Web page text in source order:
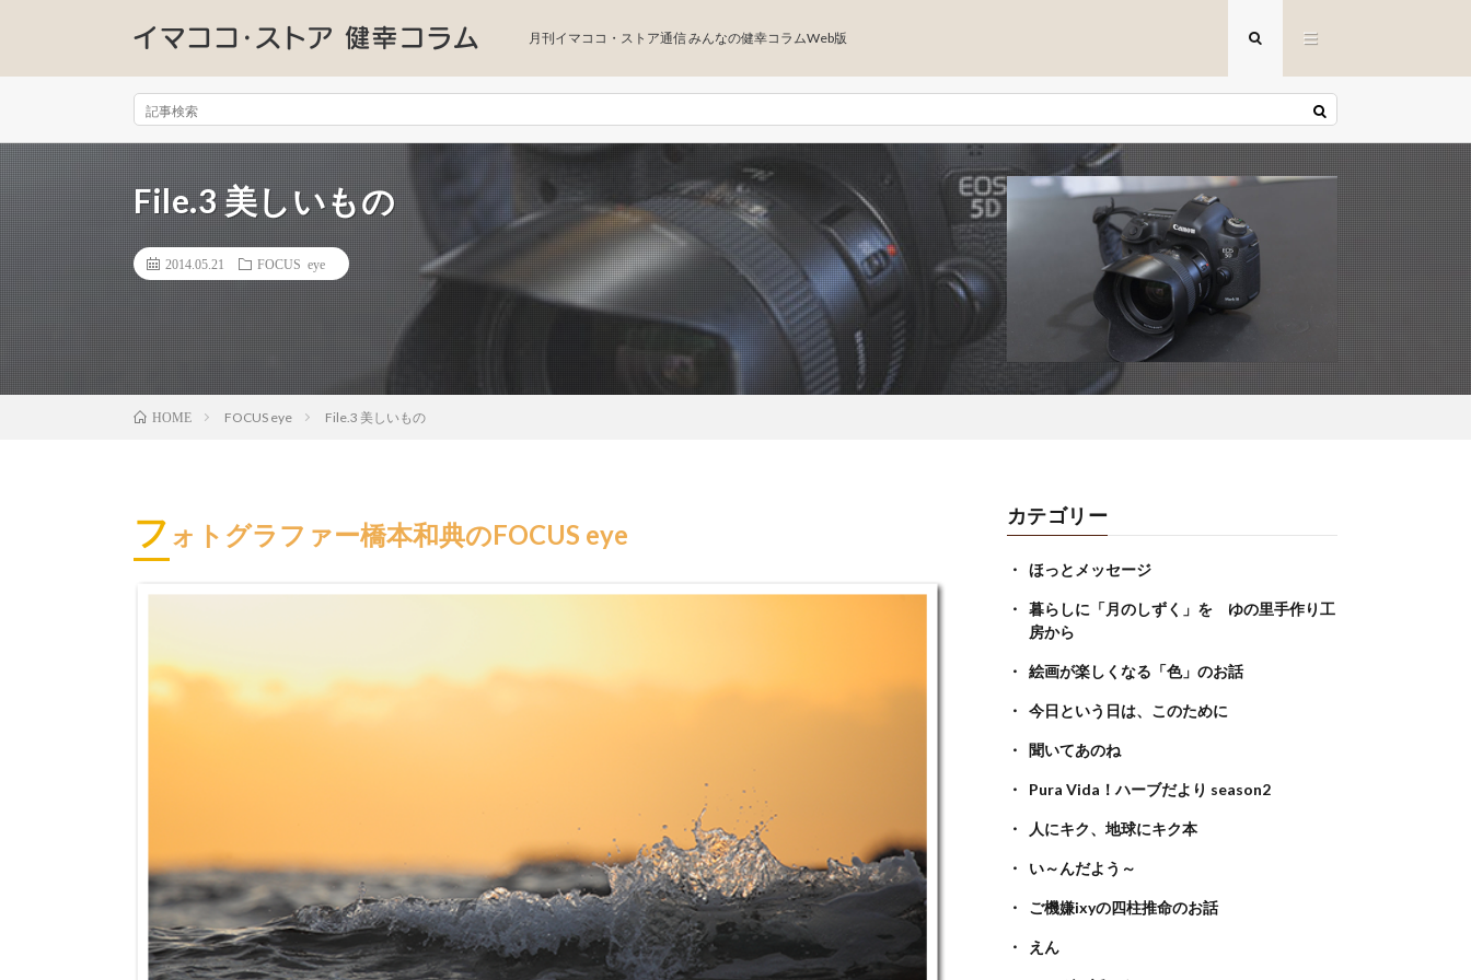
月刊イマココ・ストア通信 みんなの健幸コラムWeb版
File.3 美しいもの
2014.05.21 FOCUS eye
HOME FOCUS eye File.3 美しいもの
フ ォトグラファー橋本和典のFOCUS eye
カテゴリー
ほっとメッセージ
暮らしに「月のしずく」を ゆの里手作り工
房から
絵画が楽しくなる「色」のお話
今日という日は、このために
聞いてあのね
Pura Vida！ハーブだより season2
人にキク、地球にキク本
い～んだよう～
ご機嫌ixyの四柱推命のお話
えん